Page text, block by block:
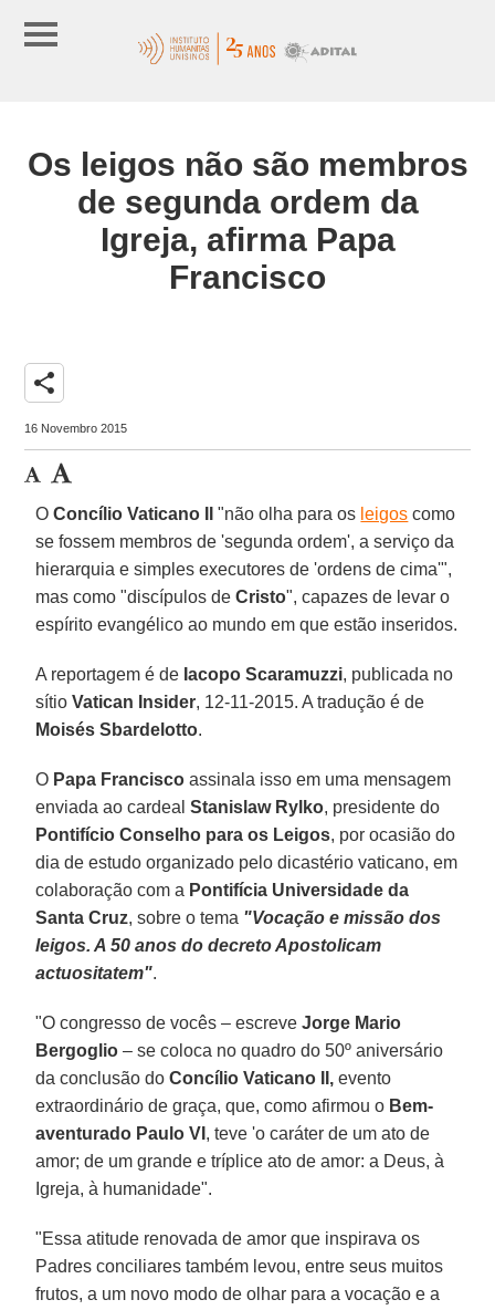
Os leigos não são membros
de segunda ordem da
Igreja, afirma Papa
Francisco
share
16 Novembro 2015
OConcílio Vaticano II "não olha para os leigos como
se fossem membros de 'segunda ordem', a serviço da
hierarquia e simples executores de 'ordens de cima'",
mas como "discípulos deCristo", capazes de levar o
espírito evangélico ao mundo em que estão inseridos.
A reportagem é de Iacopo Scaramuzzi, publicada no
sítioVatican Insider, 12-11-2015. A tradução é de
Moisés Sbardelotto.
O Papa Francisco assinala isso em uma mensagem
enviada ao cardealStanislaw Rylko, presidente do
Pontifício Conselho para os Leigos, por ocasião do
dia de estudo organizado pelo dicastério vaticano, em
colaboração com a Pontifícia Universidade da
Santa Cruz, sobre o tema "Vocação e missão dos
leigos. A 50 anos do decreto Apostolicam
actuositatem".
"O congresso de vocês – escreveJorge Mario
Bergoglio – se coloca no quadro do 50º aniversário
da conclusão doConcílio Vaticano II, evento
extraordinário de graça, que, como afirmou o Bem-
aventurado Paulo VI , teve 'o caráter de um ato de
amor; de um grande e tríplice ato de amor: a Deus, à
Igreja, à humanidade".
"Essa atitude renovada de amor que inspirava os
Padres conciliares também levou, entre seus muitos
frutos, a um novo modo de olhar para a vocação e a